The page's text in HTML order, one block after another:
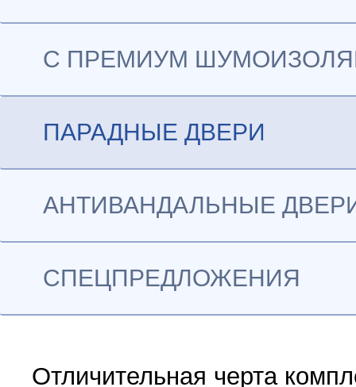
С ПРЕМИУМ
ПАРАДНЫЕ ДВЕРИ
АНТИВАНДАЛЬНЫЕ
СПЕЦПРЕДЛОЖЕНИЯ
Отличительная черта